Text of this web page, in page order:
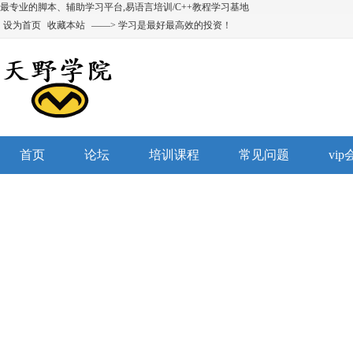
最专业的脚本、辅助学习平台,易语言培训/C++教程学习基地
设为首页 收藏本站 ——> 学习是最好最高效的投资！
首页 论坛 培训课程 常见问题 vip